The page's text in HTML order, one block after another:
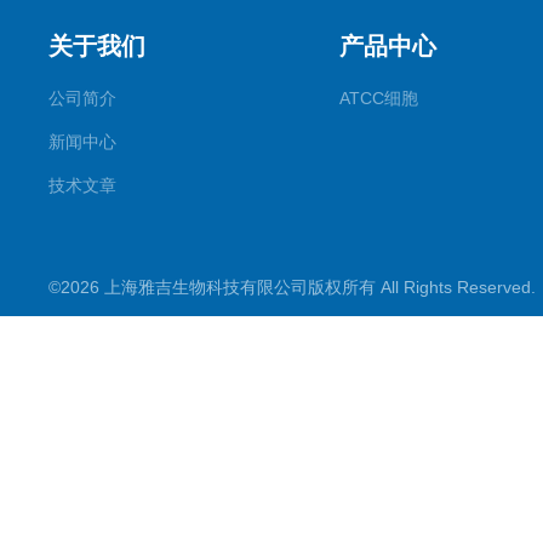
关于我们
公司简介
新闻中心
技术文章
产品中心
ATCC细胞
©2026 上海雅吉生物科技有限公司版权所有 All Rights